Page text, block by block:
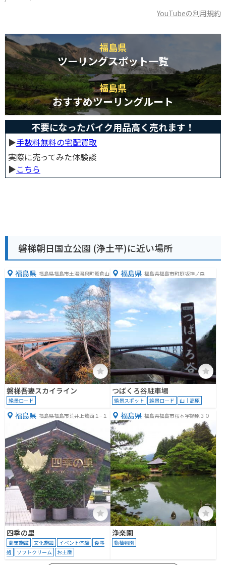
YouTubeの利用規約
福島県
ツーリングスポット一覧
福島県
おすすめツーリングルート
不要になったバイク用品高く売れます！
▶︎手数料無料の宅配買取
実際に売ってみた体験談
▶︎こちら
磐梯朝日国立公園 (浄土平)に近い場所
福島県 福島県福島市土湯温泉町鷲倉山
磐梯吾妻スカイライン
絶景ロード
福島県 福島県福島市町庭坂神ノ森
つばくろ谷駐車場
絶景スポット 絶景ロード 山｜高原
福島県 福島県福島市荒井上鷺西１−１
四季の里
商業施設 文化施設 イベント体験
食事
処
ソフトクリーム お土産
福島県 福島県福島市桜本宇類原３０
浄楽園
動植物園